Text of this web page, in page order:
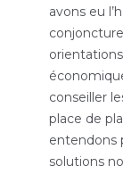
avons eu
conseiller
place de
entendons
solutions